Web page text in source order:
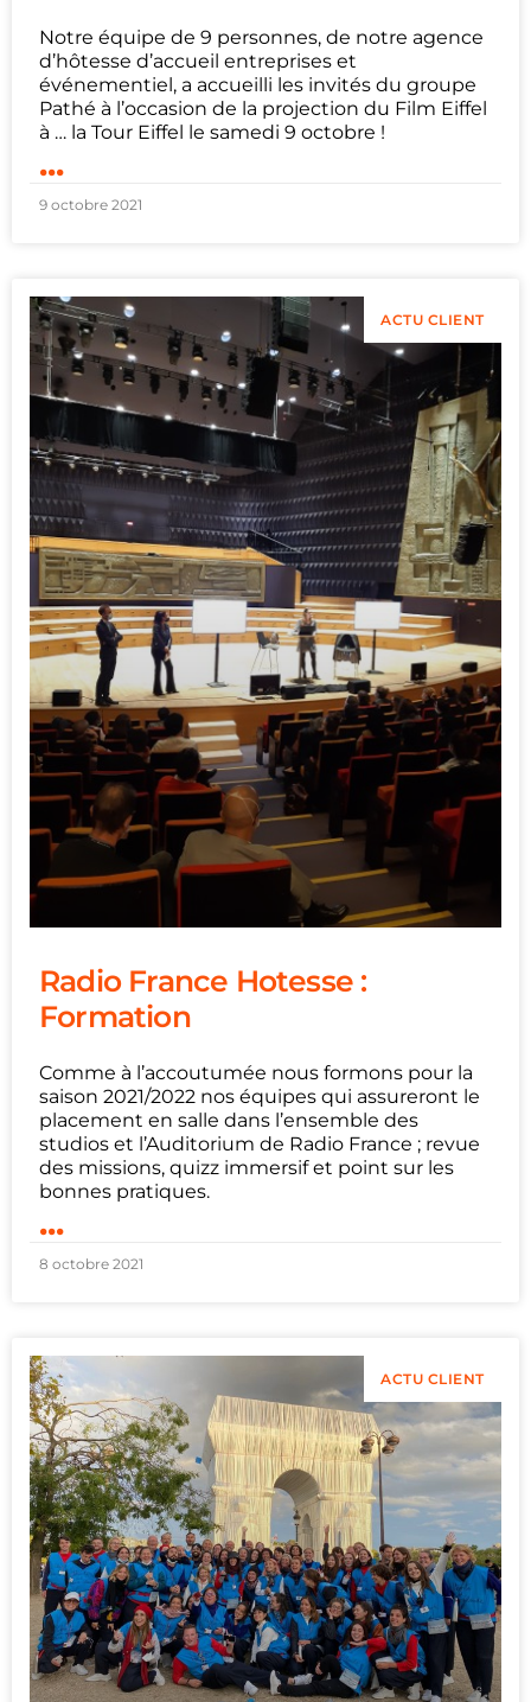
Notre équipe de 9 personnes, de notre agence
d’hôtesse d’accueil entreprises et
événementiel, a accueilli les invités du groupe
Pathé à l’occasion de la projection du Film Eiffel
à … la Tour Eiffel le samedi 9 octobre !
...
9 octobre 2021
ACTU CLIENT
Radio France Hotesse :
Formation
Comme à l’accoutumée nous formons pour la
saison 2021/2022 nos équipes qui assureront le
placement en salle dans l’ensemble des
studios et l’Auditorium de Radio France ; revue
des missions, quizz immersif et point sur les
bonnes pratiques.
...
8 octobre 2021
ACTU CLIENT